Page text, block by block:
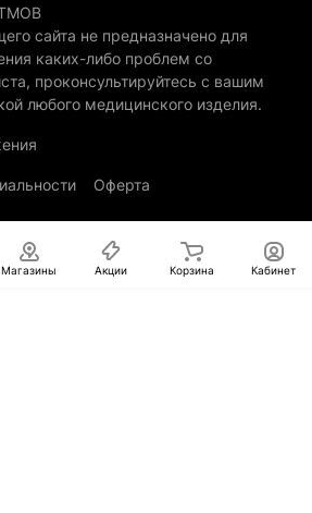
сайта не предназначено для
каких-либо проблем со
проконсультируйтесь с вашим
любого медицинского изделия.
Оферта
Магазины Акции Корзина Кабинет